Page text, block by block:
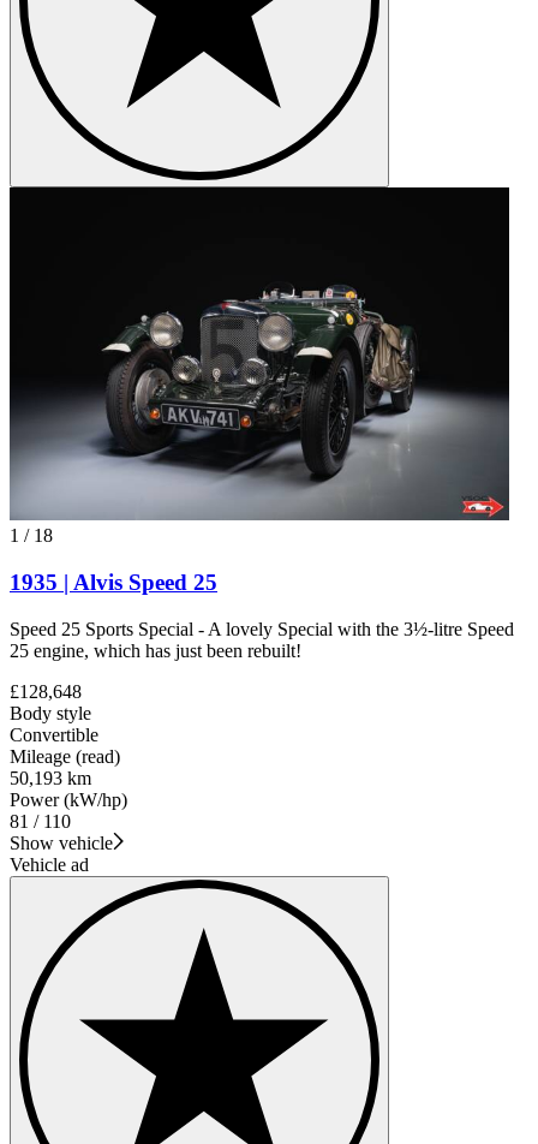
1 / 18
1935 | Alvis Speed 25
Speed 25 Sports Special - A lovely Special with the 3½-litre Speed
25 engine, which has just been rebuilt!
£128,648
Body style
Convertible
Mileage (read)
50,193 km
Power (kW/hp)
81 / 110
Show vehicle
Vehicle ad